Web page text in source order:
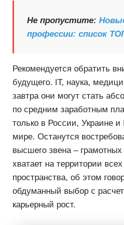
Не пропустите:
профессии: список
Рекомендуется обратить
будущего. IT, наука,
завтра они могут стать
по средним заработным
только в России, Украине
мире. Останутся
высшего звена –
хватает на территории
пространства, об этом
обдуманный выбор с
карьерный рост.